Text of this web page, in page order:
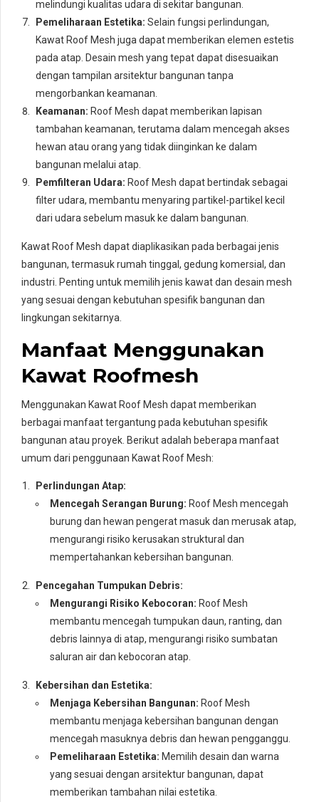
melindungi kualitas udara di sekitar bangunan.
Pemeliharaan Estetika: Selain fungsi perlindungan,
Kawat Roof Mesh juga dapat memberikan elemen estetis
pada atap. Desain mesh yang tepat dapat disesuaikan
dengan tampilan arsitektur bangunan tanpa
mengorbankan keamanan.
Keamanan: Roof Mesh dapat memberikan lapisan
tambahan keamanan, terutama dalam mencegah akses
hewan atau orang yang tidak diinginkan ke dalam
bangunan melalui atap.
Pemfilteran Udara: Roof Mesh dapat bertindak sebagai
filter udara, membantu menyaring partikel-partikel kecil
dari udara sebelum masuk ke dalam bangunan.
Kawat Roof Mesh dapat diaplikasikan pada berbagai jenis
bangunan, termasuk rumah tinggal, gedung komersial, dan
industri. Penting untuk memilih jenis kawat dan desain mesh
yang sesuai dengan kebutuhan spesifik bangunan dan
lingkungan sekitarnya.
Manfaat Menggunakan
Kawat Roofmesh
Menggunakan Kawat Roof Mesh dapat memberikan
berbagai manfaat tergantung pada kebutuhan spesifik
bangunan atau proyek. Berikut adalah beberapa manfaat
umum dari penggunaan Kawat Roof Mesh:
Perlindungan Atap:
Mencegah Serangan Burung: Roof Mesh mencegah
burung dan hewan pengerat masuk dan merusak atap,
mengurangi risiko kerusakan struktural dan
mempertahankan kebersihan bangunan.
Pencegahan Tumpukan Debris:
Mengurangi Risiko Kebocoran: Roof Mesh
membantu mencegah tumpukan daun, ranting, dan
debris lainnya di atap, mengurangi risiko sumbatan
saluran air dan kebocoran atap.
Kebersihan dan Estetika:
Menjaga Kebersihan Bangunan: Roof Mesh
membantu menjaga kebersihan bangunan dengan
mencegah masuknya debris dan hewan pengganggu.
Pemeliharaan Estetika: Memilih desain dan warna
yang sesuai dengan arsitektur bangunan, dapat
memberikan tambahan nilai estetika.